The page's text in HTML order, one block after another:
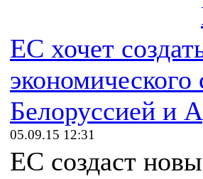
ЕС хочет
экономического
Белоруссией и
05.09.15 12:31
ЕС создаст